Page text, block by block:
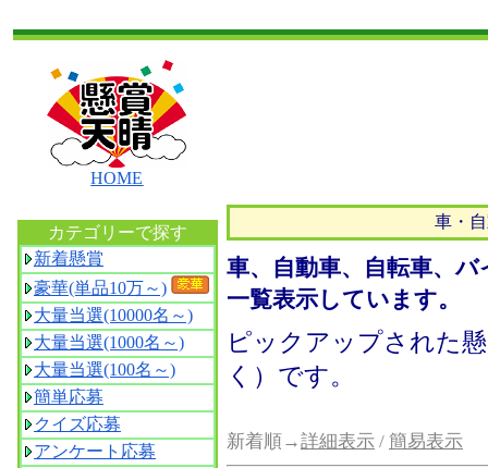
HOME
カテゴリーで探す
新着懸賞
豪華(単品10万～)
大量当選(10000名～)
大量当選(1000名～)
大量当選(100名～)
簡単応募
クイズ応募
アンケート応募
車・
車、自動車、自転車、
一覧表示しています。
ピックアップされた
く）です。
新着順→詳細表示 / 簡易表示